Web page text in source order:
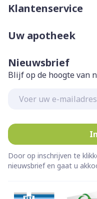
Klantenservice
Uw apotheek
Nieuwsbrief
Blijf op de hoogte van
Door op inschrijven te
nieuwsbrief en gaat u